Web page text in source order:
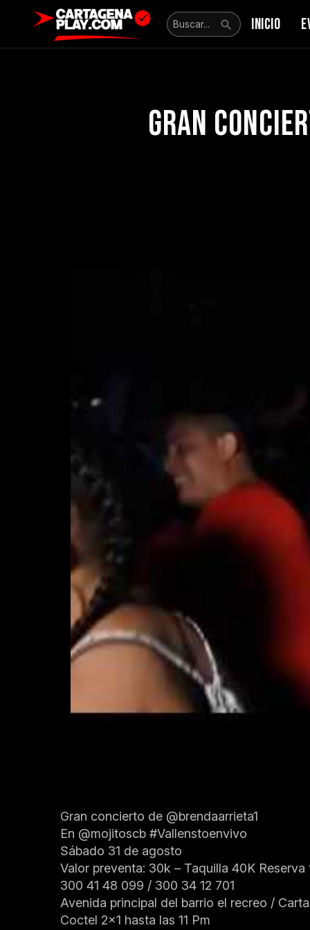
INICIO
Gran
Gran concierto de @brendaarrieta1
En @mojitoscb #Vallenstoenvivo
Sábado 31 de agosto ️
Valor preventa: 30k – Taquilla 40K Reserva
300 41 48 099 / 300 34 12 701
Avenida principal del barrio el recreo /
Coctel 2×1 hasta las 11 Pm